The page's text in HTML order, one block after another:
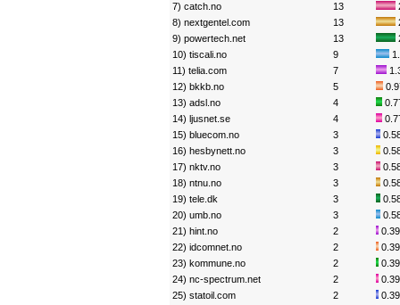
7) catch.no
13
8) nextgentel.com
13
9) powertech.net
13
10) tiscali.no
9
11) telia.com
7
12) bkkb.no
5
13) adsl.no
4
14) ljusnet.se
4
15) bluecom.no
3
16) hesbynett.no
3
17) nktv.no
3
18) ntnu.no
3
19) tele.dk
3
20) umb.no
3
21) hint.no
2
22) idcomnet.no
2
23) kommune.no
2
24) nc-spectrum.net
2
25) statoil.com
2